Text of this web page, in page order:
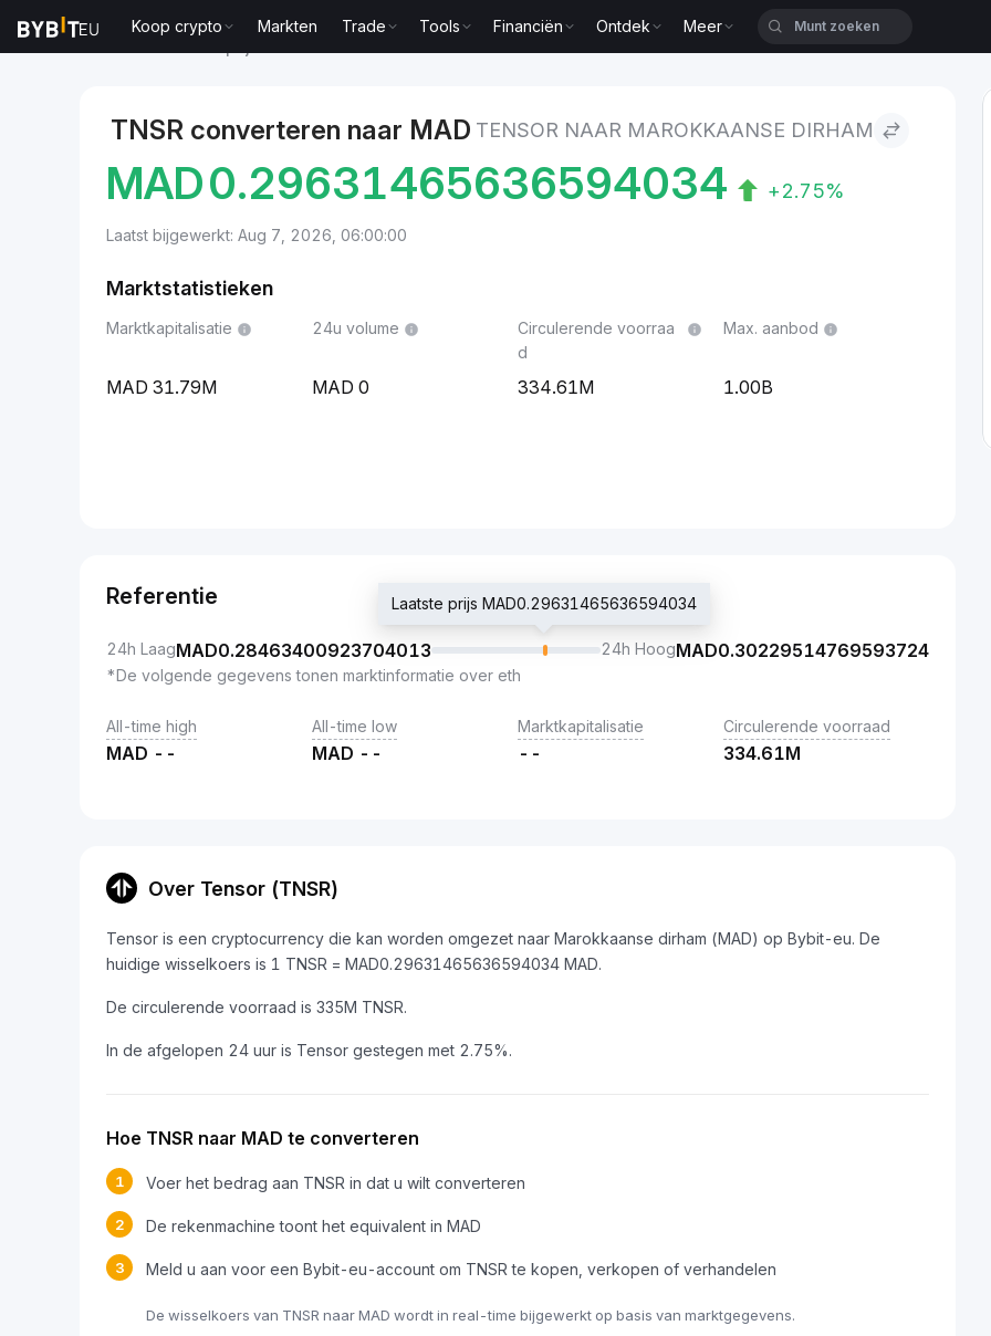
Koop crypto Markten Trade Tools Financiën Ontdek
Meer
TNSR converteren naar MAD TENSOR NAAR MAROKKAANSE DIRHAM
MAD0.29631465636594034 +2.75%
Laatst bijgewerkt: Aug 7, 2026, 06:00:00
Marktstatistieken
Marktkapitalisatie
31.79M
24u volume
0
Circulerende voorraa
d
334.61M
Max. aanbod
1.00B
Referentie
24h LaagMAD0.28463400923704013
Laatste prijs MAD0.29631465636594034
24h HoogMAD0.30229514769593724
*De volgende gegevens tonen marktinformatie over eth
All-time high
MAD --
All-time low
MAD --
Marktkapitalisatie
--
Circulerende voorraad
334.61M
Over Tensor (TNSR)
Tensor is een cryptocurrency die kan worden omgezet naar Marokkaanse dirham (MAD) op Bybit-eu. De
huidige wisselkoers is 1 TNSR = MAD0.29631465636594034 MAD.
De circulerende voorraad is 335M TNSR.
In de afgelopen 24 uur is Tensor gestegen met 2.75%.
Hoe TNSR naar MAD te converteren
1 Voer het bedrag aan TNSR in dat u wilt converteren
2 De rekenmachine toont het equivalent in MAD
3 Meld u aan voor een Bybit-eu-account om TNSR te kopen, verkopen of verhandelen
De wisselkoers van TNSR naar MAD wordt in real-time bijgewerkt op basis van marktgegevens.